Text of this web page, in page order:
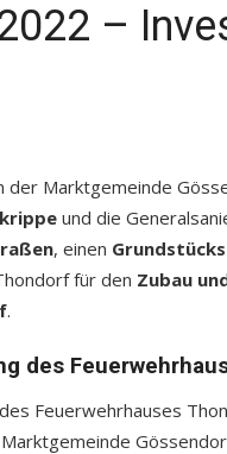
–
der Marktgemeinde
und die
, einen
für den Zubau
.
des
Feuerwehrhauses